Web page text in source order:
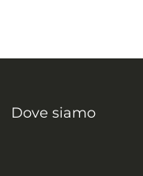
Dove siamo